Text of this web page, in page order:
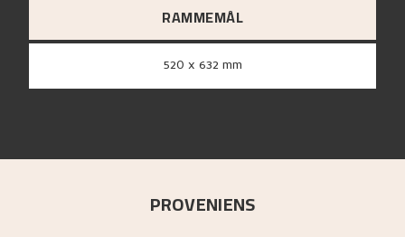
RAMMEMÅL
520 x 632 mm
PROVENIENS